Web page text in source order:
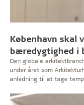
København skal
bæredygtighed i
Den globale
under året som
anledning til at tage
Byggeri gør status.